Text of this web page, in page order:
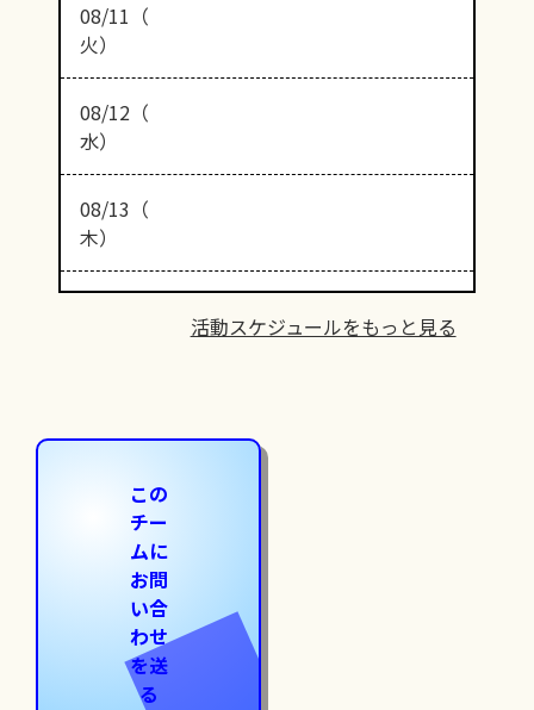
08/11（
火）
08/12（
水）
08/13（
木）
活動スケジュールをもっと見る
この
チー
ムに
お問
い合
わせ
を送
る